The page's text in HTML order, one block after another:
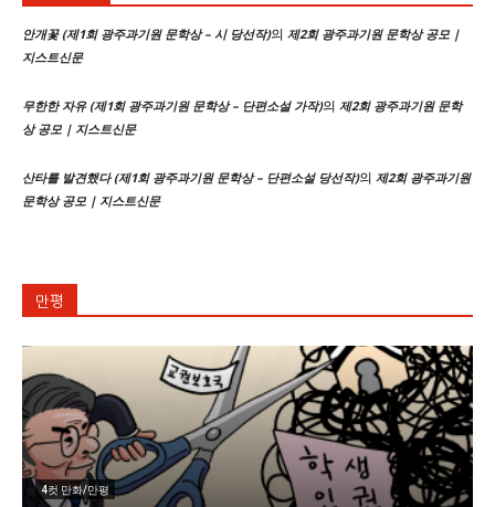
안개꽃 (제1회 광주과기원 문학상 – 시 당선작)의 제2회 광주과기원 문학상 공모 |
지스트신문
무한한 자유 (제1회 광주과기원 문학상 – 단편소설 가작)의 제2회 광주과기원 문학
상 공모 | 지스트신문
산타를 발견했다 (제1회 광주과기원 문학상 – 단편소설 당선작)의 제2회 광주과기원
문학상 공모 | 지스트신문
만평
4컷 만화/만평